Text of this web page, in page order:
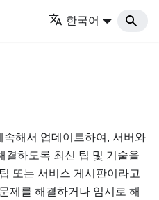
한국어
해서 업데이트하여, 서버와
결하도록 최신 팁 및 기술을
또는 서비스 게시판이라고
제를 해결하거나 임시로 해